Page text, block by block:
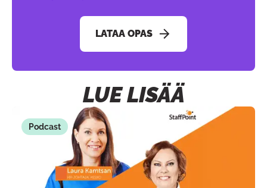
LATAA OPAS
LUE LISÄÄ
Podcast